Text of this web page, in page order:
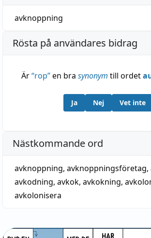
avknoppning
Rösta på användares bidrag
Är“rop”en bra synonym till ordet
Ja Nej Vet inte
Nästkommande ord
avknoppning, avknoppningsföretag,
avkodning, avkok, avkokning,
avkolonisera